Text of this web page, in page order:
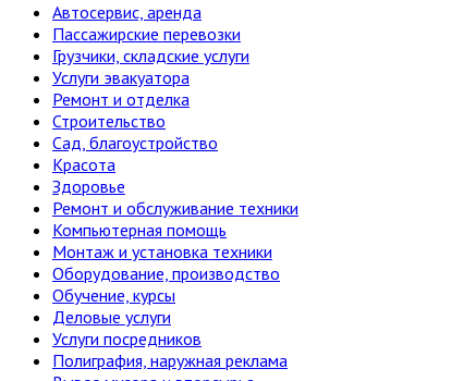
Автосервис, аренда
Пассажирские перевозки
Грузчики, складские услуги
Услуги эвакуатора
Ремонт и отделка
Строительство
Сад, благоустройство
Красота
Здоровье
Ремонт и обслуживание техники
Компьютерная помощь
Монтаж и установка техники
Оборудование, производство
Обучение, курсы
Деловые услуги
Услуги посредников
Полиграфия, наружная реклама